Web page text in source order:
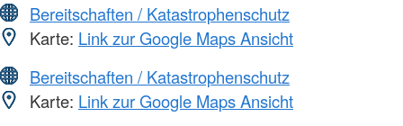
Bereitschaften / Katastrophenschutz
Karte: Link zur Google Maps Ansicht
Bereitschaften / Katastrophenschutz
Karte: Link zur Google Maps Ansicht